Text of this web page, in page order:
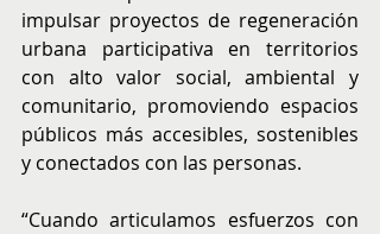
impulsar proyectos de regeneración
urbana participativa en territorios
con alto valor social, ambiental y
comunitario, promoviendo espacios
públicos más accesibles, sostenibles
y conectados con las personas.
“Cuando articulamos esfuerzos con